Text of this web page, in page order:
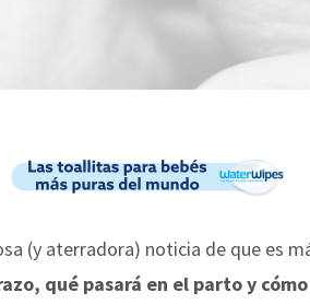
(y aterradora) noticia de que es
qué pasará en el parto y